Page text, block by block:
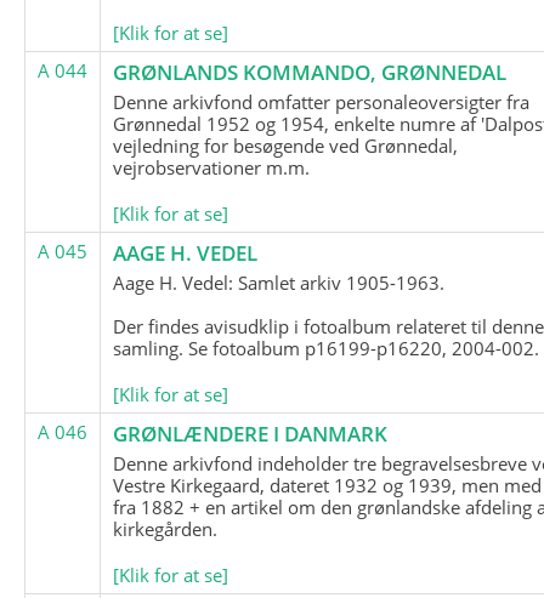
[Klik for at se]
A 044
GRØNLANDS KOMMANDO, GRØNNEDAL
Denne arkivfond omfatter personaleoversigter fra
Grønnedal 1952 og 1954, enkelte numre af
vejledning for besøgende ved Grønnedal,
vejrobservationer m.m.
[Klik for at se]
A 045
AAGE H. VEDEL
Aage H. Vedel: Samlet arkiv 1905-1963.
Der findes avisudklip i fotoalbum relateret til denne
samling. Se fotoalbum p16199-p16220, 2004-002.
[Klik for at se]
A 046
GRØNLÆNDERE I DANMARK
Denne arkivfond indeholder tre begravelsesbreve
Vestre Kirkegaard, dateret 1932 og 1939, men
fra 1882 + en artikel om den grønlandske afdeling
kirkegården.
[Klik for at se]